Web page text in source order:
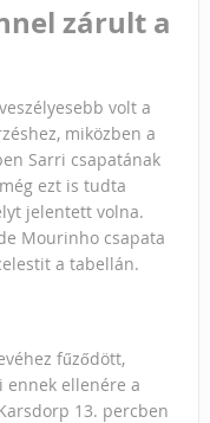
zárult a
volt a
miközben a
Sarri csapatának
ezt is tudta
jelentett volna.
Mourinho csapata
a tabellán.
fűződött,
ennek ellenére a
13. percben